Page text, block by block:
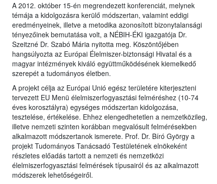
A 2012. október 15-én megrendezett konferenciát, melynek
témája a kidolgozásra kerülő módszertan, valamint eddigi
eredményeinek, illetve a metodika azonosított bizonytalansági
tényezőinek bemutatása volt, a NÉBIH-ÉKI igazgatója Dr.
Szeitzné Dr. Szabó Mária nyitotta meg. Köszöntőjében
hangsúlyozta az Európai Élelmiszer-biztonsági Hivatal és a
magyar intézmények kiváló együttműködésének kiemelkedő
szerepét a tudományos életben.
A projekt célja az Európai Unió egész területére kiterjeszteni
tervezett EU Menü élelmiszerfogyasztási felméréshez (10-74
éves korosztályra) egységes módszertan kidolgozása,
tesztelése, értékelése. Ehhez elengedhetetlen a nemzetközileg,
illetve nemzeti szinten korábban megvalósult felmérésekben
alkalmazott módszertanok ismerete. Prof. Dr. Bíró György a
projekt Tudományos Tanácsadó Testületének elnökeként
részletes előadás tartott a nemzeti és nemzetközi
élelmiszerfogyasztási felmérések típusairól és az alkalmazott
módszerek lehetőségeiről.